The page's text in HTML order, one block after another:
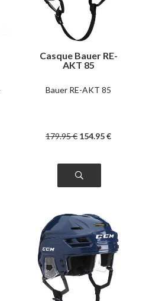
Casque Bauer RE-
AKT 85
Bauer RE-AKT 85
179.95€ 154.95€